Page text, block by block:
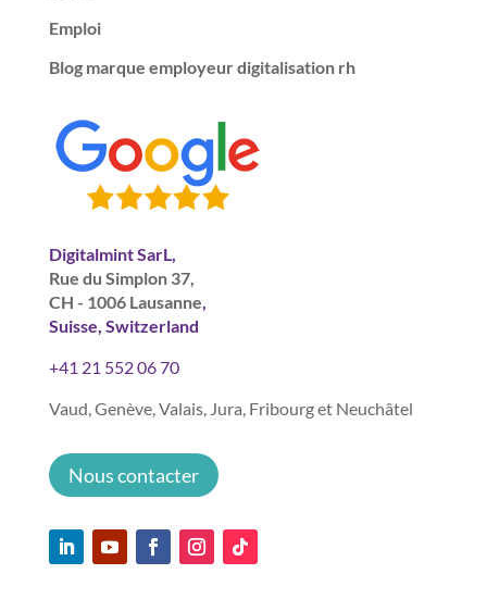
Emploi
Blog marque employeur digitalisation rh
Digitalmint SarL,
Rue du Simplon 37,
CH - 1006 Lausanne
Suisse, Switzerland
+41 21 552 06 70
Vaud, Genève, Valais, Jura, Fribourg et Neuchâtel
Nous contacter